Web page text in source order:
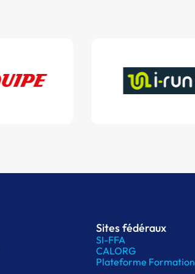
Sites fédéraux
SI-FFA
CALORG
Plateforme Formation